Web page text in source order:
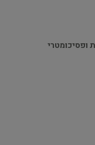
ופסיכומטרי